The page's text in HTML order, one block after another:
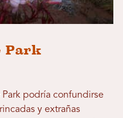
Park
podría confundirse
y extrañas